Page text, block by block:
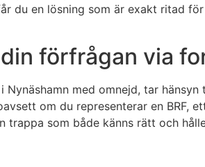
du en lösning som är exakt ritad
förfrågan via
med omnejd, tar
om du representerar en BRF,
trappa som både känns rätt och